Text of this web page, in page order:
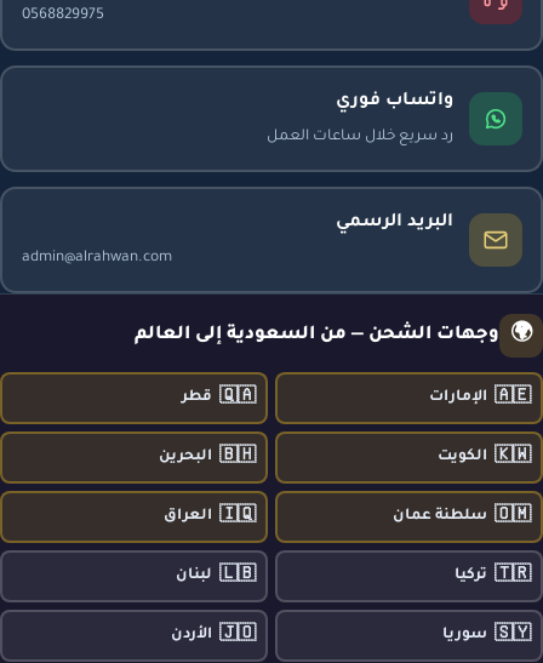
0568829975
واتساب فوري
رد سريع خلال ساعات العمل
البريد الرسمي
admin@alrahwan.com
🌍 وجهات الشحن — من السعودية إلى العالم
🇦🇪 الإمارات 🇶🇦 قطر
🇰🇼 الكويت 🇧🇭 البحرين
🇴🇲 سلطنة عمان 🇮🇶 العراق
🇹🇷 تركيا 🇱🇧 لبنان
🇸🇾 سوريا 🇯🇴 الأردن